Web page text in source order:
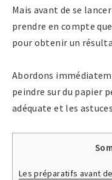
Mais avant de se
prendre en compte
pour obtenir un
Abordons
peindre sur du papier
adéquate et les
Les préparatifs avant